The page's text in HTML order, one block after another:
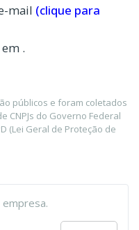
mail (clique para
.
públicos e foram coletados
CNPJs do Governo Federal
(Lei Geral de Proteção de